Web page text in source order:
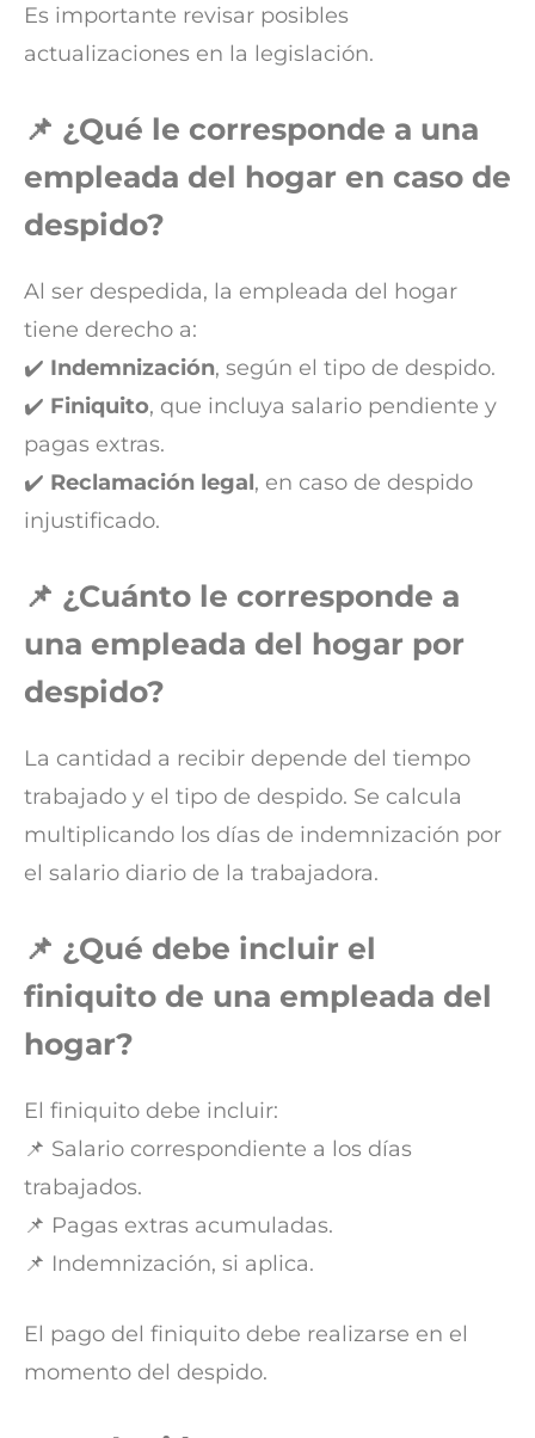
Es importante revisar posibles
actualizaciones en la legislación.
📌 ¿Qué le corresponde a una
empleada del hogar en caso de
despido?
Al ser despedida, la empleada del hogar
tiene derecho a:
✔️ Indemnización, según el tipo de despido.
✔️ Finiquito, que incluya salario pendiente y
pagas extras.
✔️ Reclamación legal, en caso de despido
injustificado.
📌 ¿Cuánto le corresponde a
una empleada del hogar por
despido?
La cantidad a recibir depende del tiempo
trabajado y el tipo de despido. Se calcula
multiplicando los días de indemnización por
el salario diario de la trabajadora.
📌 ¿Qué debe incluir el
finiquito de una empleada del
hogar?
El finiquito debe incluir:
📌 Salario correspondiente a los días
trabajados.
📌 Pagas extras acumuladas.
📌 Indemnización, si aplica.
El pago del finiquito debe realizarse en el
momento del despido.